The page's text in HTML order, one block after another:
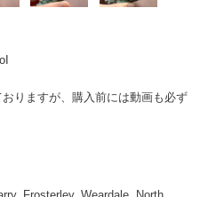
りますが、購入前には動画も必ず